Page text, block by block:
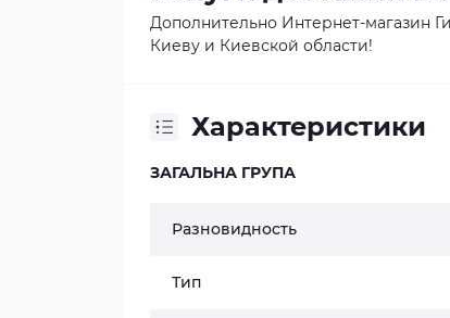
Дополнительно Интернет-магазин
Киеву и Киевской области!
Характеристики
ЗАГАЛЬНА ГРУПА
Разновидность
Тип